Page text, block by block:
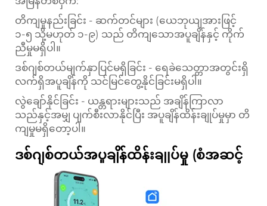
တိကျမှုနည်းခြင်း - ဆက်တင်များ (ယေဘုယျအားဖြင့်
၁-၅ သို့မဟုတ် ၁-၉) သည် တိကျသောအပူချိန်နှင့် ကိုက်
ညီမှုမရှိပါ။
ဒစ်ဂျစ်တယ်မျက်နှာပြင်မရှိခြင်း - ရေခဲသေတ္တာအတွင်းရှိ
လက်ရှိအပူချိန်ကို သင်မြင်တွေ့နိုင်ခြင်းမရှိပါ။
လွဲချော်နိုင်ခြင်း - ယန္တရားများသည် အချိန်ကြာလာ
သည်နှင့်အမျှ ပျက်စီးလာနိုင်ပြီး အပူချိန်ထိန်းချုပ်မှုမှာ တိ
ကျမှုမရှိတော့ပါ။
ဒစ်ဂျစ်တယ်အပူချိန်ထိန်းချုပ်မှု (စံအဆင့်